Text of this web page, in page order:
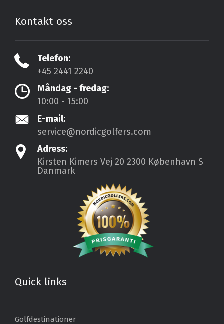
Kontakt oss
Telefon:
+45 2441 2240
Måndag - fredag:
10:00 - 15:00
E-mail:
service@nordicgolfers.com
Adress:
Kirsten Kimers Vej 20 2300 København S
Danmark
Quick links
Golfdestinationer